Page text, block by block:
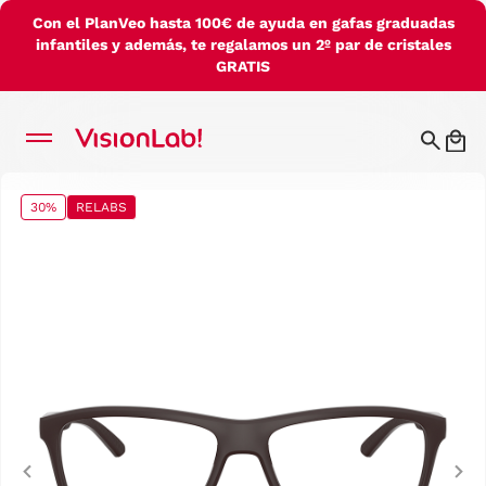
Con el PlanVeo hasta 100€ de ayuda en gafas graduadas
infantiles y además, te regalamos un 2º par de cristales
GRATIS
30% RELABS
Previous